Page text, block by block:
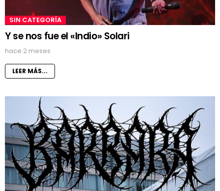
SIN CATEGORÍA
Y se nos fue el «Indio» Solari
hace 2 meses
LEER MÁS...